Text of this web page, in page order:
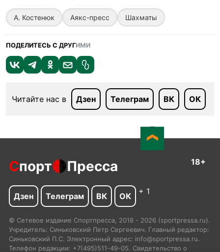
А. Костенюк Аякс-пресс Шахматы
ПОДЕЛИТЕСЬ С ДРУГИМИ
Читайте нас в Дзен Телеграм ВК ОК
Спорт Пресса 18+
Дзен Телеграм ВК ОК + 1
© Сетевое издание Спортпресса, 2018 - 2026 (sportpressa.ru).
Учредитель: Синьковский Петр Сергеевич. Главный редактор:
Синьковский П.С. Электронный адрес: info@sportpressa.ru.
Телефон редакции: +7(495)511-49-05. Свидетельство о